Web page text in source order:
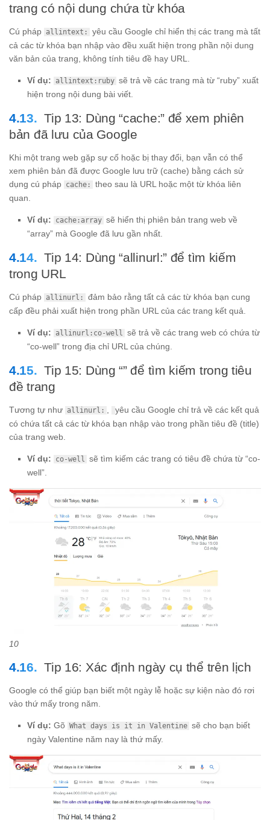
trang có nội dung chứa từ khóa
Cú pháp allintext:
yêu cầu Google chỉ hiển thị các trang mà tất
cả các từ khóa bạn nhập vào đều xuất hiện trong phần nội dung
văn bản của trang, không tính tiêu đề hay URL.
Ví dụ: allintext:ruby sẽ trả về các trang mà từ “ruby” xuất
hiện trong nội dung bài viết.
Tip 13: Dùng “cache:” để xem phiên
bản đã lưu của Google
Khi một trang web gặp sự cố hoặc bị thay đổi, bạn vẫn có thể
xem phiên bản đã được Google lưu trữ (cache) bằng cách sử
dụng cú pháp cache:
theo sau là URL hoặc một từ khóa liên
quan.
Ví dụ: cache:array sẽ hiển thị phiên bản trang web về
“array” mà Google đã lưu gần nhất.
Tip 14: Dùng “allinurl:” để tìm kiếm
trong URL
Cú pháp allinurl:
đảm bảo rằng tất cả các từ khóa bạn cung
cấp đều phải xuất hiện trong phần URL của các trang kết quả.
Ví dụ: allinurl:co-well
sẽ trả về các trang web có chứa từ
“co-well” trong địa chỉ URL của chúng.
Tip 15: Dùng “” để tìm kiếm trong tiêu
đề trang
Tương tự như allinurl:
yêu cầu Google chỉ trả về các kết quả
có chứa tất cả các từ khóa bạn nhập vào trong phần tiêu đề (title)
của trang web.
Ví dụ: co-well sẽ tìm kiếm các trang có tiêu đề chứa từ “co-
well”.
10
Tip 16: Xác định ngày cụ thể trên lịch
Google có thể giúp bạn biết một ngày lễ hoặc sự kiện nào đó rơi
vào thứ mấy trong năm.
Ví dụ: Gõ What days is it in Valentine sẽ cho bạn biết
ngày Valentine năm nay là thứ mấy.